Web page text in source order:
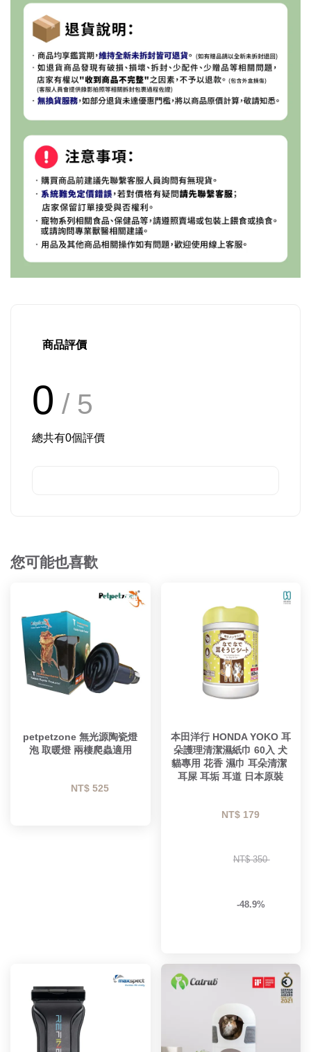
商品評價
0 / 5
總共有0個評價
您可能也喜歡
優惠
petpetzone 無光源陶瓷燈
泡 取暖燈 兩棲爬蟲適用
NT$ 525
本田洋行 HONDA YOKO 耳
朵護理清潔濕紙巾 60入 犬
貓專用 花香 濕巾 耳朵清潔
耳屎 耳垢 耳道 日本原裝
NT$ 179
NT$ 350
-48.9%